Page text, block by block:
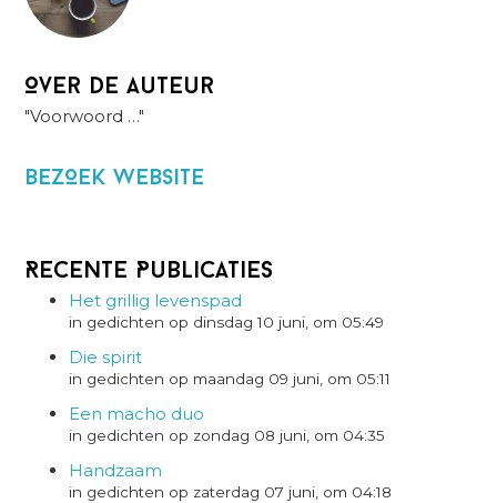
Over de auteur
"Voorwoord …"
BezOek website
Recente Publicaties
Het grillig levenspad
in gedichten op dinsdag 10 juni, om 05:49
Die spirit
in gedichten op maandag 09 juni, om 05:11
Een macho duo
in gedichten op zondag 08 juni, om 04:35
Handzaam
in gedichten op zaterdag 07 juni, om 04:18